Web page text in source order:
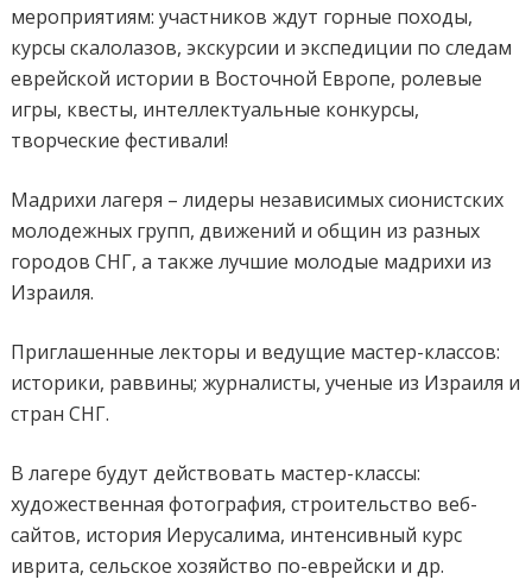
мероприятиям: участников ждут горные походы,
курсы скалолазов, экскурсии и экспедиции по следам
еврейской истории в Восточной Европе, ролевые
игры, квесты, интеллектуальные конкурсы,
творческие фестивали!
Мадрихи лагеря – лидеры независимых сионистских
молодежных групп, движений и общин из разных
городов СНГ, а также лучшие молодые мадрихи из
Израиля.
Приглашенные лекторы и ведущие мастер-классов:
историки, раввины; журналисты, ученые из Израиля и
стран СНГ.
В лагере будут действовать мастер-классы:
художественная фотография, строительство веб-
сайтов, история Иерусалима, интенсивный курс
иврита, сельское хозяйство по-еврейски и др.